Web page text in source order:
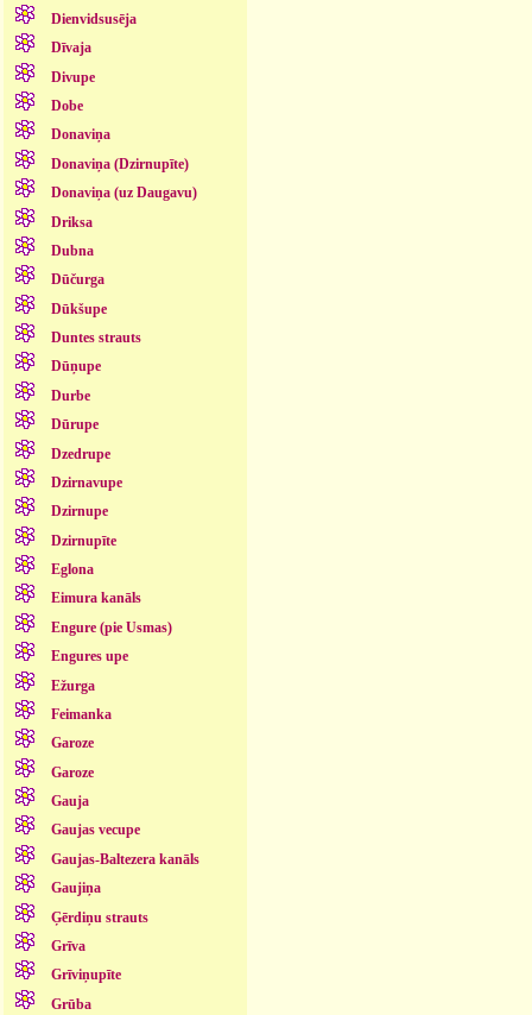
Dienvidsusēja
Dīvaja
Divupe
Dobe
Donaviņa
Donaviņa (Dzirnupīte)
Donaviņa (uz Daugavu)
Driksa
Dubna
Dūčurga
Dūkšupe
Duntes strauts
Dūņupe
Durbe
Dūrupe
Dzedrupe
Dzirnavupe
Dzirnupe
Dzirnupīte
Eglona
Eimura kanāls
Engure (pie Usmas)
Engures upe
Ežurga
Feimanka
Garoze
Garoze
Gauja
Gaujas vecupe
Gaujas-Baltezera kanāls
Gaujiņa
Ģērdiņu strauts
Grīva
Grīviņupīte
Grūba